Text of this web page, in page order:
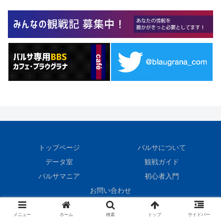
トップページ
バルサについて
データ室
観戦ガイド
バルサマニア
初心者入門
お問い合わせ
© 1999 BlauGrana.
メニュー ホーム 検索 トップ サイドバー